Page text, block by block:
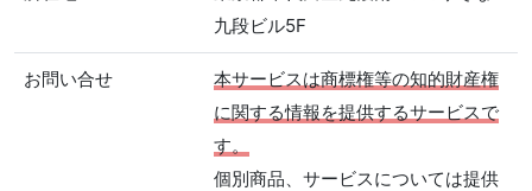
九段ビル5F
お問い合せ
本サービスは商標権等の知的財産権
に関する情報を提供するサービスで
す。
個別商品、サービスについては提供